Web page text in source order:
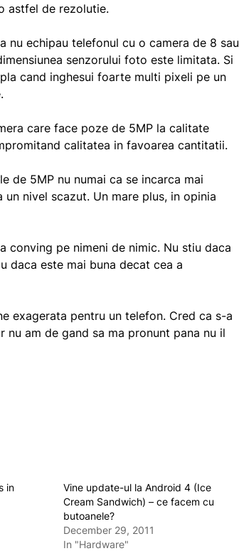
astfel de rezolutie.
nu echipau telefonul cu o camera de 8 sau
senzorului foto este limitata. Si
cand inghesui foarte multi pixeli pe un
care face poze de 5MP la calitate
calitatea in favoarea cantitatii.
de 5MP nu numai ca se incarca mai
nivel scazut. Un mare plus, in opinia
conving pe nimeni de nimic. Nu stiu daca
daca este mai buna decat cea a
exagerata pentru un telefon. Cred ca s-a
am de gand sa ma pronunt pana nu il
in
Vine update-ul la Android 4 (Ice
Cream Sandwich) – ce facem cu
butoanele?
December 29, 2011
In "Hardware"